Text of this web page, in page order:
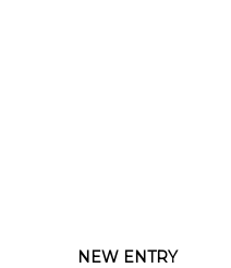
NEW ENTRY